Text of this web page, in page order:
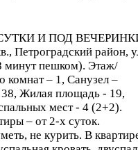
И ПОД
Петроградский район,
минут пешком). Этаж/
комнат – 1, Санузел –
Жилая площадь - 19,
мест - 4 (2+2).
– от 2-х суток.
не курить. В